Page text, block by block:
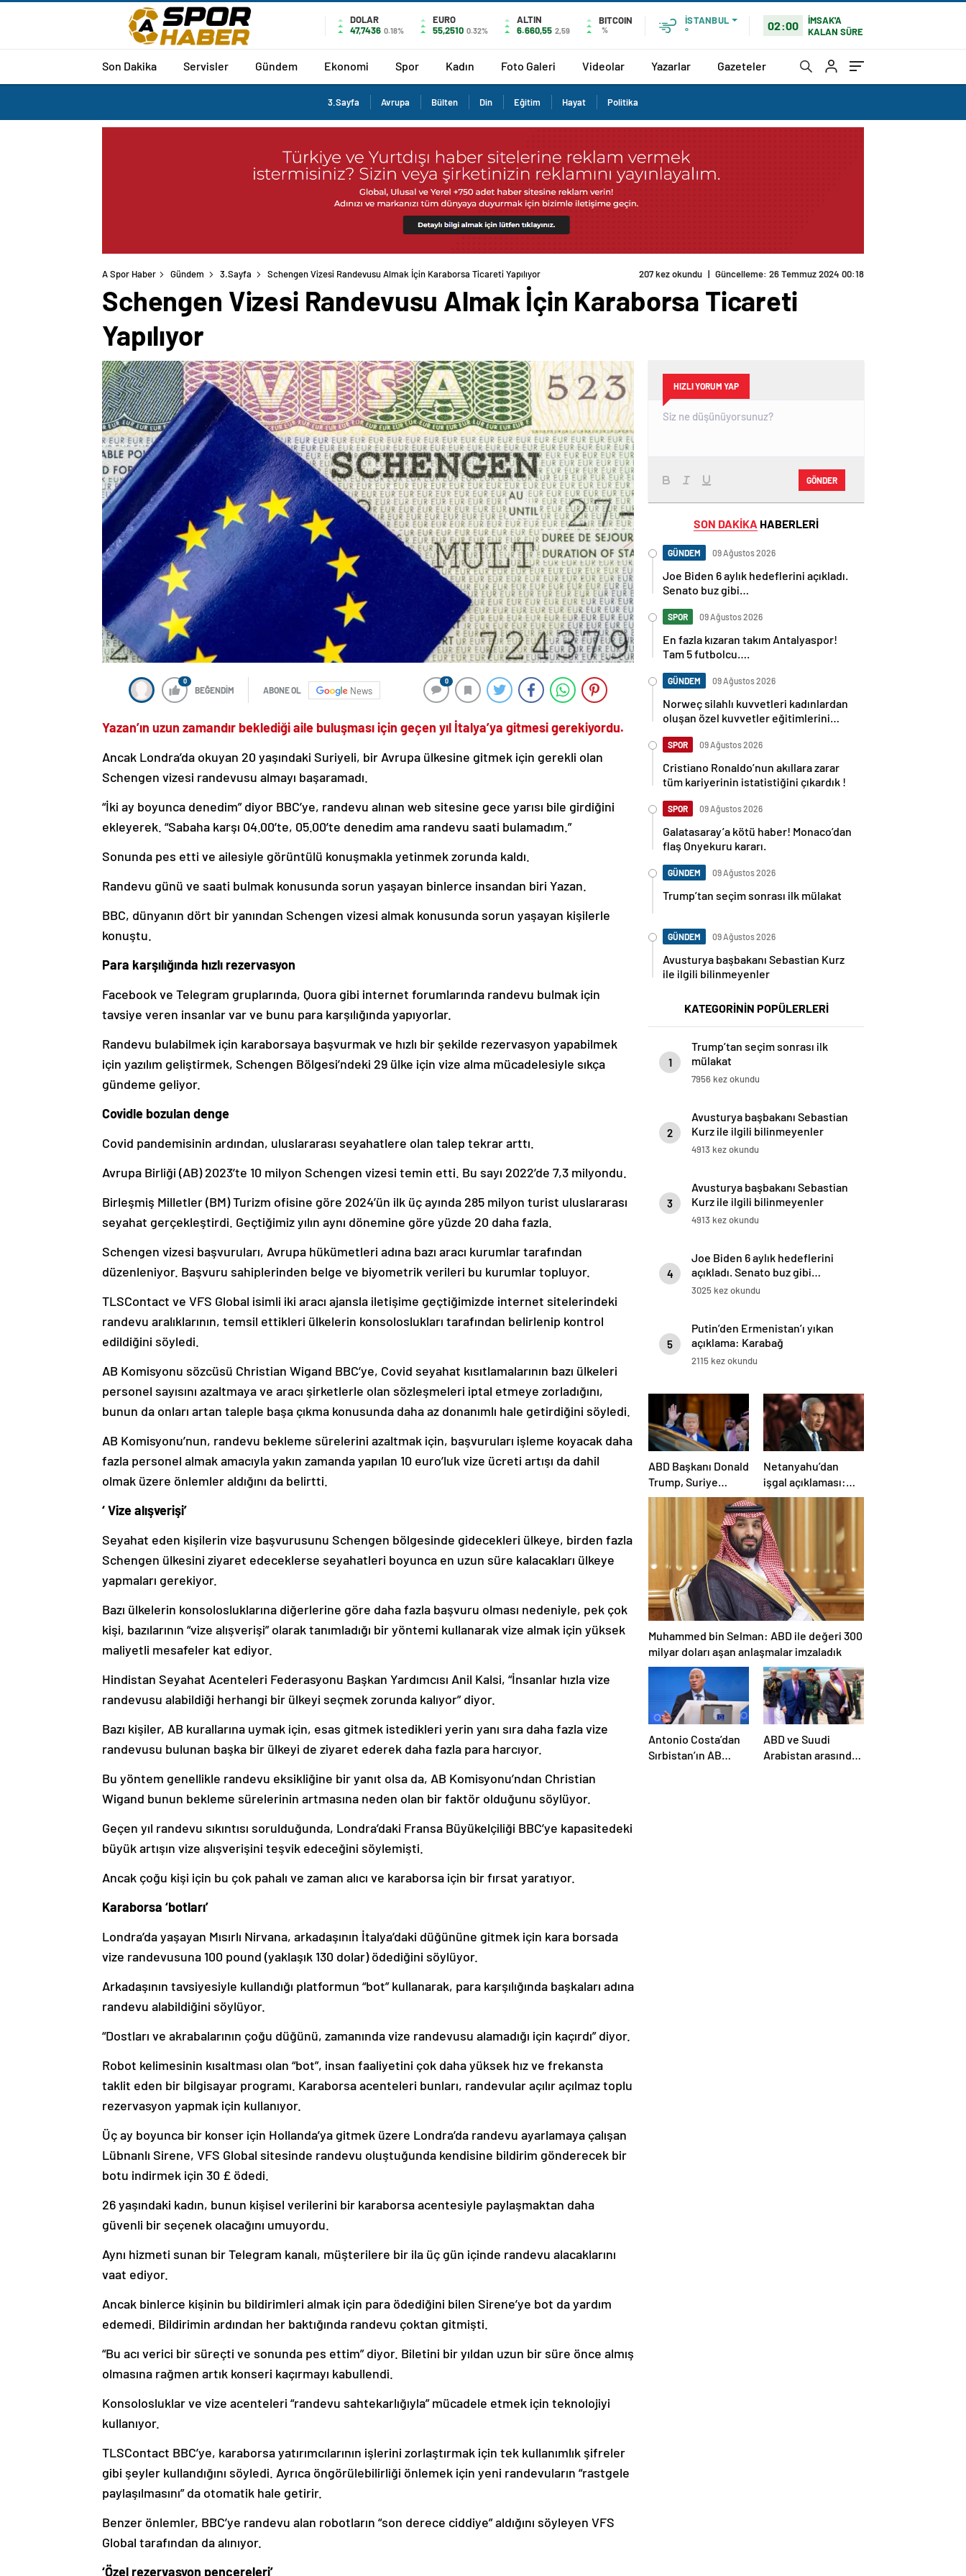
DOLAR
47,7436 0.18%
EURO
55,2510 0.32%
ALTIN
6.660,55 2,59
BITCOIN
%
İSTANBUL
°
02:00
İMSAK'A
KALAN SÜRE
Son Dakika Servisler Gündem Ekonomi Spor Kadın Foto Galeri Videolar Yazarlar Gazeteler
3.Sayfa Avrupa Bülten Din Eğitim Hayat Politika
A Spor Haber Gündem 3.Sayfa Schengen Vizesi Randevusu Almak İçin Karaborsa Ticareti Yapılıyor 207 kez okundu | Güncelleme: 26 Temmuz 2024 00:18
Schengen Vizesi Randevusu Almak İçin Karaborsa Ticareti
Yapılıyor
0
BEĞENDİM ABONE OL News
0
Yazan’ın uzun zamandır beklediği aile buluşması için geçen yıl İtalya’ya gitmesi gerekiyordu.
Ancak Londra’da okuyan 20 yaşındaki Suriyeli, bir Avrupa ülkesine gitmek için gerekli olan
Schengen vizesi randevusu almayı başaramadı.
“İki ay boyunca denedim” diyor BBC’ye, randevu alınan web sitesine gece yarısı bile girdiğini
ekleyerek. “Sabaha karşı 04.00’te, 05.00’te denedim ama randevu saati bulamadım.”
Sonunda pes etti ve ailesiyle görüntülü konuşmakla yetinmek zorunda kaldı.
Randevu günü ve saati bulmak konusunda sorun yaşayan binlerce insandan biri Yazan.
BBC, dünyanın dört bir yanından Schengen vizesi almak konusunda sorun yaşayan kişilerle
konuştu.
Para karşılığında hızlı rezervasyon
Facebook ve Telegram gruplarında, Quora gibi internet forumlarında randevu bulmak için
tavsiye veren insanlar var ve bunu para karşılığında yapıyorlar.
Randevu bulabilmek için karaborsaya başvurmak ve hızlı bir şekilde rezervasyon yapabilmek
için yazılım geliştirmek, Schengen Bölgesi’ndeki 29 ülke için vize alma mücadelesiyle sıkça
gündeme geliyor.
Covidle bozulan denge
Covid pandemisinin ardından, uluslararası seyahatlere olan talep tekrar arttı.
Avrupa Birliği (AB) 2023’te 10 milyon Schengen vizesi temin etti. Bu sayı 2022’de 7,3 milyondu.
Birleşmiş Milletler (BM) Turizm ofisine göre 2024’ün ilk üç ayında 285 milyon turist uluslararası
seyahat gerçekleştirdi. Geçtiğimiz yılın aynı dönemine göre yüzde 20 daha fazla.
Schengen vizesi başvuruları, Avrupa hükümetleri adına bazı aracı kurumlar tarafından
düzenleniyor. Başvuru sahiplerinden belge ve biyometrik verileri bu kurumlar topluyor.
TLSContact ve VFS Global isimli iki aracı ajansla iletişime geçtiğimizde internet sitelerindeki
randevu aralıklarının, temsil ettikleri ülkelerin konsoloslukları tarafından belirlenip kontrol
edildiğini söyledi.
AB Komisyonu sözcüsü Christian Wigand BBC’ye, Covid seyahat kısıtlamalarının bazı ülkeleri
personel sayısını azaltmaya ve aracı şirketlerle olan sözleşmeleri iptal etmeye zorladığını,
bunun da onları artan taleple başa çıkma konusunda daha az donanımlı hale getirdiğini söyledi.
AB Komisyonu’nun, randevu bekleme sürelerini azaltmak için, başvuruları işleme koyacak daha
fazla personel almak amacıyla yakın zamanda yapılan 10 euro’luk vize ücreti artışı da dahil
olmak üzere önlemler aldığını da belirtti.
‘ Vize alışverişi’
Seyahat eden kişilerin vize başvurusunu Schengen bölgesinde gidecekleri ülkeye, birden fazla
Schengen ülkesini ziyaret edeceklerse seyahatleri boyunca en uzun süre kalacakları ülkeye
yapmaları gerekiyor.
Bazı ülkelerin konsolosluklarına diğerlerine göre daha fazla başvuru olması nedeniyle, pek çok
kişi, bazılarının “vize alışverişi” olarak tanımladığı bir yöntemi kullanarak vize almak için yüksek
maliyetli mesafeler kat ediyor.
Hindistan Seyahat Acenteleri Federasyonu Başkan Yardımcısı Anil Kalsi, “İnsanlar hızla vize
randevusu alabildiği herhangi bir ülkeyi seçmek zorunda kalıyor” diyor.
Bazı kişiler, AB kurallarına uymak için, esas gitmek istedikleri yerin yanı sıra daha fazla vize
randevusu bulunan başka bir ülkeyi de ziyaret ederek daha fazla para harcıyor.
Bu yöntem genellikle randevu eksikliğine bir yanıt olsa da, AB Komisyonu’ndan Christian
Wigand bunun bekleme sürelerinin artmasına neden olan bir faktör olduğunu söylüyor.
Geçen yıl randevu sıkıntısı sorulduğunda, Londra’daki Fransa Büyükelçiliği BBC’ye kapasitedeki
büyük artışın vize alışverişini teşvik edeceğini söylemişti.
Ancak çoğu kişi için bu çok pahalı ve zaman alıcı ve karaborsa için bir fırsat yaratıyor.
Karaborsa ‘botları’
Londra’da yaşayan Mısırlı Nirvana, arkadaşının İtalya’daki düğününe gitmek için kara borsada
vize randevusuna 100 pound (yaklaşık 130 dolar) ödediğini söylüyor.
Arkadaşının tavsiyesiyle kullandığı platformun “bot” kullanarak, para karşılığında başkaları adına
randevu alabildiğini söylüyor.
“Dostları ve akrabalarının çoğu düğünü, zamanında vize randevusu alamadığı için kaçırdı” diyor.
Robot kelimesinin kısaltması olan “bot”, insan faaliyetini çok daha yüksek hız ve frekansta
taklit eden bir bilgisayar programı. Karaborsa acenteleri bunları, randevular açılır açılmaz toplu
rezervasyon yapmak için kullanıyor.
Üç ay boyunca bir konser için Hollanda’ya gitmek üzere Londra’da randevu ayarlamaya çalışan
Lübnanlı Sirene, VFS Global sitesinde randevu oluştuğunda kendisine bildirim gönderecek bir
botu indirmek için 30 £ ödedi.
26 yaşındaki kadın, bunun kişisel verilerini bir karaborsa acentesiyle paylaşmaktan daha
güvenli bir seçenek olacağını umuyordu.
Aynı hizmeti sunan bir Telegram kanalı, müşterilere bir ila üç gün içinde randevu alacaklarını
vaat ediyor.
Ancak binlerce kişinin bu bildirimleri almak için para ödediğini bilen Sirene’ye bot da yardım
edemedi. Bildirimin ardından her baktığında randevu çoktan gitmişti.
“Bu acı verici bir süreçti ve sonunda pes ettim” diyor. Biletini bir yıldan uzun bir süre önce almış
olmasına rağmen artık konseri kaçırmayı kabullendi.
Konsolosluklar ve vize acenteleri “randevu sahtekarlığıyla” mücadele etmek için teknolojiyi
kullanıyor.
TLSContact BBC’ye, karaborsa yatırımcılarının işlerini zorlaştırmak için tek kullanımlık şifreler
gibi şeyler kullandığını söyledi. Ayrıca öngörülebilirliği önlemek için yeni randevuların “rastgele
paylaşılmasını” da otomatik hale getirir.
Benzer önlemler, BBC’ye randevu alan robotların “son derece ciddiye” aldığını söyleyen VFS
Global tarafından da alınıyor.
‘Özel rezervasyon pencereleri’
HIZLI YORUM YAP
GÖNDER
SON DAKİKA HABERLERİ
GÜNDEM 09 Ağustos 2026
Joe Biden 6 aylık hedeflerini açıkladı.
Senato buz gibi…
SPOR 09 Ağustos 2026
En fazla kızaran takım Antalyaspor!
Tam 5 futbolcu….
GÜNDEM 09 Ağustos 2026
Norweç silahlı kuvvetleri kadınlardan
oluşan özel kuvvetler eğitimlerini
SPOR 09 Ağustos 2026
Cristiano Ronaldo’nun akıllara zarar
tüm kariyerinin istatistiğini çıkardık !
SPOR 09 Ağustos 2026
Galatasaray’a kötü haber! Monaco’dan
flaş Onyekuru kararı.
GÜNDEM 09 Ağustos 2026
Trump’tan seçim sonrası ilk mülakat
GÜNDEM 09 Ağustos 2026
Avusturya başbakanı Sebastian Kurz
ile ilgili bilinmeyenler
KATEGORİNİN POPÜLERLERİ
1
Trump’tan seçim sonrası ilk
mülakat
7956 kez okundu
2
Avusturya başbakanı Sebastian
Kurz ile ilgili bilinmeyenler
4913 kez okundu
3
Avusturya başbakanı Sebastian
Kurz ile ilgili bilinmeyenler
4913 kez okundu
4
Joe Biden 6 aylık hedeflerini
açıkladı. Senato buz gibi…
3025 kez okundu
5
Putin’den Ermenistan’ı yıkan
açıklama: Karabağ
Azerbaycan’ın ayrılmaz bir
2115 kez okundu
ABD Başkanı Donald
Trump, Suriye
Cumhurbaşkanı
Şara ile görüşecek
Netanyahu’dan
işgal açıklaması:
İsrail ordusu, tüm
gücüyle Gazze’ye
girecek
Muhammed bin Selman: ABD ile değeri 300
milyar doları aşan anlaşmalar imzaladık
Antonio Costa’dan
Sırbistan’ın AB
ABD ve Suudi
Arabistan arasında